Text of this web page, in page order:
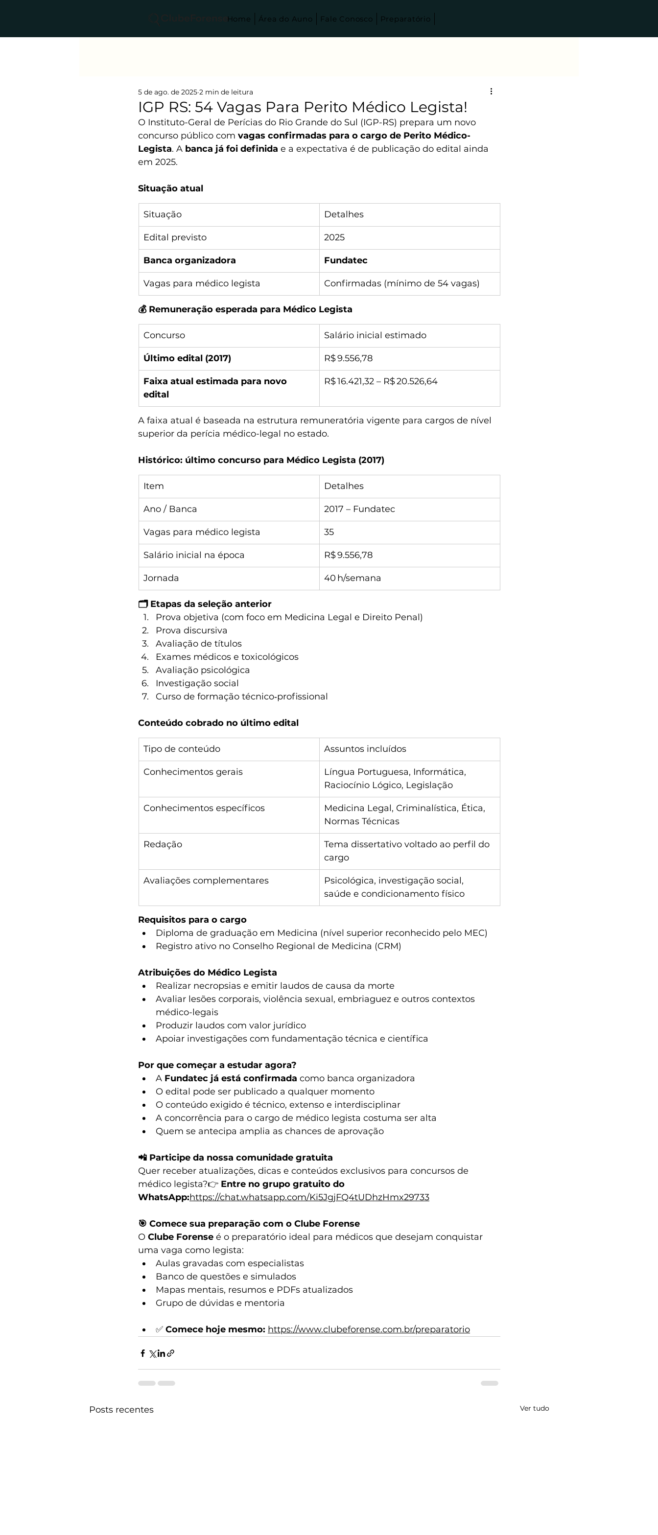
Home Área do Auno Fale Conosco Preparatório
IGP RS: 54 Vagas Para Perito Médico Legista!
5 de ago. de 2025 2 min de leitura
O Instituto-Geral de Perícias do Rio Grande do Sul (IGP-RS) prepara um novo
concurso público com vagas confirmadas para o cargo de Perito Médico-
Legista. A banca já foi definida e a expectativa é de publicação do edital ainda
em 2025.
Situação atual
Situação Detalhes
Edital previsto 2025
Banca organizadora Fundatec
Vagas para médico legista Confirmadas (mínimo de 54 vagas)
💰 Remuneração esperada para Médico Legista
Concurso Salário inicial estimado
Último edital (2017) R$ 9.556,78
Faixa atual estimada para novo
edital
R$ 16.421,32 – R$ 20.526,64
A faixa atual é baseada na estrutura remuneratória vigente para cargos de nível
superior da perícia médico-legal no estado.
Histórico: último concurso para Médico Legista (2017)
Item Detalhes
Ano / Banca 2017 – Fundatec
Vagas para médico legista 35
Salário inicial na época R$ 9.556,78
Jornada 40 h/semana
🗂 Etapas da seleção anterior
Prova objetiva (com foco em Medicina Legal e Direito Penal)
Prova discursiva
Avaliação de títulos
Exames médicos e toxicológicos
Avaliação psicológica
Investigação social
Curso de formação técnico‑profissional
Conteúdo cobrado no último edital
Tipo de conteúdo Assuntos incluídos
Conhecimentos gerais
Língua Portuguesa, Informática,
Raciocínio Lógico, Legislação
Conhecimentos específicos
Medicina Legal, Criminalística, Ética,
Normas Técnicas
Redação
Tema dissertativo voltado ao perfil do
cargo
Avaliações complementares
Psicológica, investigação social,
saúde e condicionamento físico
Requisitos para o cargo
Diploma de graduação em Medicina (nível superior reconhecido pelo MEC)
Registro ativo no Conselho Regional de Medicina (CRM)
Atribuições do Médico Legista
Realizar necropsias e emitir laudos de causa da morte
Avaliar lesões corporais, violência sexual, embriaguez e outros contextos
médico-legais
Produzir laudos com valor jurídico
Apoiar investigações com fundamentação técnica e científica
Por que começar a estudar agora?
A Fundatec já está confirmada como banca organizadora
O edital pode ser publicado a qualquer momento
O conteúdo exigido é técnico, extenso e interdisciplinar
A concorrência para o cargo de médico legista costuma ser alta
Quem se antecipa amplia as chances de aprovação
📲 Participe da nossa comunidade gratuita
Quer receber atualizações, dicas e conteúdos exclusivos para concursos de
médico legista?👉 Entre no grupo gratuito do
WhatsApp:https://chat.whatsapp.com/Ki5JgjFQ4tUDhzHmx29733
🎯 Comece sua preparação com o Clube Forense
O Clube Forense é o preparatório ideal para médicos que desejam conquistar
uma vaga como legista:
Aulas gravadas com especialistas
Banco de questões e simulados
Mapas mentais, resumos e PDFs atualizados
Grupo de dúvidas e mentoria
✅ Comece hoje mesmo: https://www.clubeforense.com.br/preparatorio
Posts recentes Ver tudo